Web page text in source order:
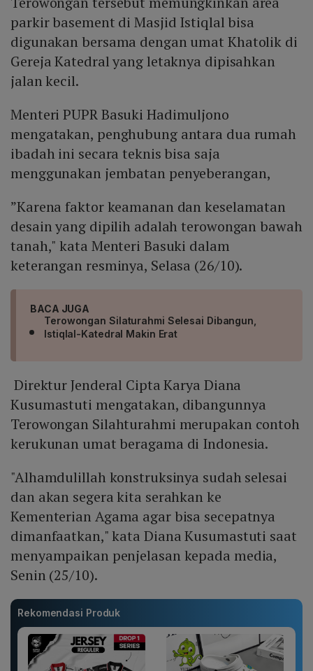
parkir basement di Masjid Istiqlal bisa
digunakan bersama dengan umat Khatolik di
Gereja Katedral yang letaknya dipisahkan
jalan kecil.
Menteri PUPR Basuki Hadimuljono
mengatakan, penghubung antara dua rumah
ibadah ini secara teknis bisa saja
menggunakan jembatan penyeberangan,
”Karena faktor keamanan dan keselamatan
desain yang dipilih adalah terowongan bawah
tanah," kata Menteri Basuki dalam
keterangan resminya, Selasa (26/10).
BACA JUGA
Terowongan Silaturahmi Selesai Dibangun,
Istiqlal-Katedral Makin Erat
Direktur Jenderal Cipta Karya Diana
Kusumastuti mengatakan, dibangunnya
Terowongan Silahturahmi merupakan contoh
kerukunan umat beragama di Indonesia.
"Alhamdulillah konstruksinya sudah selesai
dan akan segera kita serahkan ke
Kementerian Agama agar bisa secepatnya
dimanfaatkan," kata Diana Kusumastuti saat
menyampaikan penjelasan kepada media,
Senin (25/10).
Rekomendasi Produk